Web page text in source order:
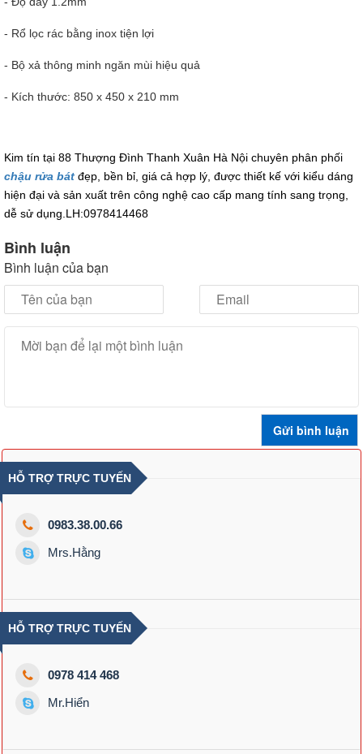
- Rổ lọc rác bằng inox tiện lợi
- Bộ xả thông minh ngăn mùi hiệu quả
- Kích thước: 850 x 450 x 210 mm
Kim tín tại 88 Thượng Đình Thanh Xuân Hà Nội chuyên phân phối
chậu rửa bát đẹp, bền bỉ, giá cả hợp lý, được thiết kế với kiểu dáng
hiện đại và sản xuất trên công nghệ cao cấp mang tính sang trọng,
dễ sử dụng.LH:0978414468
Bình luận
Bình luận của bạn
HỖ TRỢ TRỰC TUYẾN
0983.38.00.66
Mrs.Hằng
HỖ TRỢ TRỰC TUYẾN
0978 414 468
Mr.Hiển